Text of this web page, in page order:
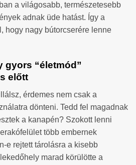
a világosabb, természetesebb
adnak üde hatást. Így a
hogy nagy bútorcserére lenne
gyors “életmód”
előtt
érdemes nem csak a
dönteni. Tedd fel magadnak
a kanapén? Szokott lenni
több embernek
e rejtett tárolásra a kisebb
marad körülötte a